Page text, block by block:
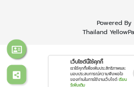
Powered By
Thailand
เว็บไซต์นี้ใช้คุกกี้
เราใช้คุกกี้เพื่อเพิ่มประสิทธิภาพและ
มอบประสบการณ์ความพึงพอใจ
ของท่านในการใช้งานเว็บไซต์ เรียน
รู้เพิ่มเติม